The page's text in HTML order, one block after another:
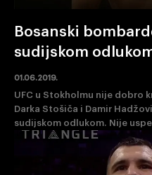
Bosanski
sudijskom
01.06.2019.
UFC u Stokholmu nije dobro
Darka Stošiča i Damir
sudijskom